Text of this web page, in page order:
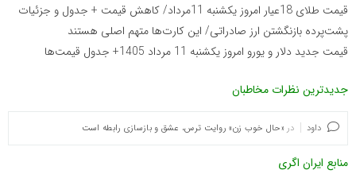
قیمت طلای 18عیار امروز یکشنبه 11مرداد/ کاهش قیمت + جدول و جزئیات
پشت‌پرده بازنگشتن ارز صادراتی/ این کارت‌ها متهم اصلی هستند
قیمت جدید دلار و یورو امروز یکشنبه 11 مرداد 1405+ جدول قیمت‌ها
جدیدترین نظرات مخاطبان
داود در «حال خوب زن» روایت ترس، عشق و بازسازی رابطه است
منابع ایران اگری